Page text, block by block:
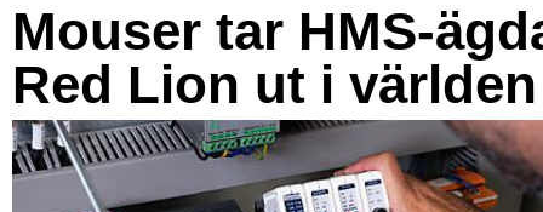
Mouser tar HMS-
Red Lion ut i världen